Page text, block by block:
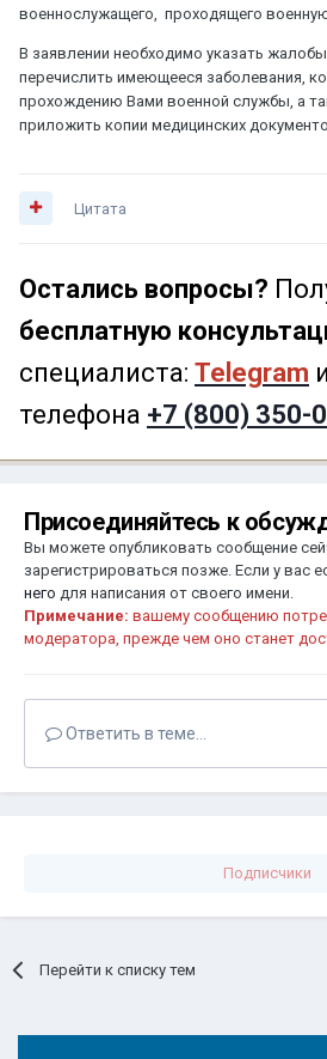
военнослужащего, проходящего
В заявлении необходимо указать
перечислить имеющееся заболевания,
прохождению Вами военной службы, а
приложить копии медицинских
Цитата
Остались вопросы?
бесплатную
специалиста: Telegram
телефона +7 (800) 350-
Присоединяйтесь к
Вы можете опубликовать сообщение
зарегистрироваться позже. Если у вас
него для написания от своего имени.
Примечание: вашему сообщению
модератора, прежде чем оно станет
Ответить в теме...
Подписчики
Перейти к списку тем